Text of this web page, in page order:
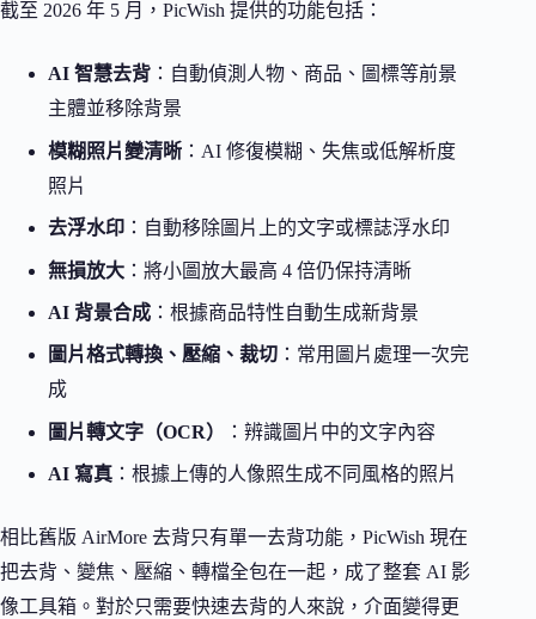
截至 2026 年 5 月，PicWish 提供的功能包括：
AI 智慧去背 ：自動偵測人物、商品、圖標等前景
主體並移除背景
模糊照片變清晰 ：AI 修復模糊、失焦或低解析度
照片
去浮水印 ：自動移除圖片上的文字或標誌浮水印
無損放大 ：將小圖放大最高 4 倍仍保持清晰
AI 背景合成 ：根據商品特性自動生成新背景
圖片格式轉換、壓縮、裁切 ：常用圖片處理一次完
成
圖片轉文字（OCR） ：辨識圖片中的文字內容
AI 寫真 ：根據上傳的人像照生成不同風格的照片
相比舊版 AirMore 去背只有單一去背功能，PicWish 現在
把去背、變焦、壓縮、轉檔全包在一起，成了整套 AI 影
像工具箱。對於只需要快速去背的人來說，介面變得更